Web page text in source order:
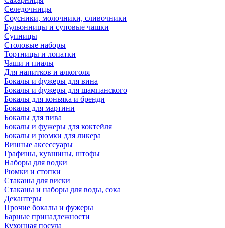
Селедочницы
Соусники, молочники, сливочники
Бульонницы и суповые чашки
Супницы
Столовые наборы
Тортницы и лопатки
Чаши и пиалы
Для напитков и алкоголя
Бокалы и фужеры для вина
Бокалы и фужеры для шампанского
Бокалы для коньяка и бренди
Бокалы для мартини
Бокалы для пива
Бокалы и фужеры для коктейля
Бокалы и рюмки для ликера
Винные аксессуары
Графины, кувшины, штофы
Наборы для водки
Рюмки и стопки
Стаканы для виски
Стаканы и наборы для воды, сока
Декантеры
Прочие бокалы и фужеры
Барные принадлежности
Кухонная посуда